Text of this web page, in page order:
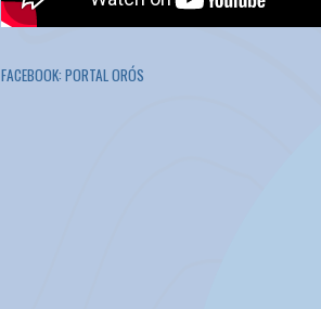
FACEBOOK: PORTAL ORÓS